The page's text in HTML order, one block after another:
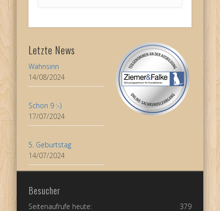
Letzte News
Wahnsinn
14/08/2024
Schon 9 :-)
17/07/2024
5. Geburtstag
14/07/2024
Besucher
379
Seitenaufrufe heute: